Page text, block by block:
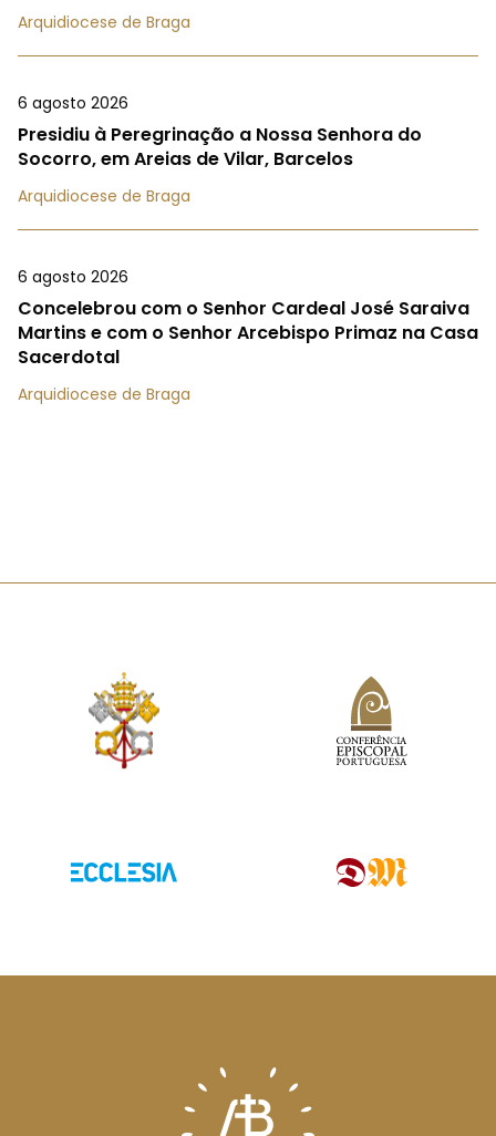
Arquidiocese de Braga
6 agosto 2026
Presidiu à Peregrinação a Nossa Senhora do
Socorro, em Areias de Vilar, Barcelos
Arquidiocese de Braga
6 agosto 2026
Concelebrou com o Senhor Cardeal José Saraiva
Martins e com o Senhor Arcebispo Primaz na Casa
Sacerdotal
Arquidiocese de Braga